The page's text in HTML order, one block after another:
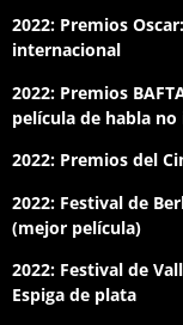
2022: Premios
internacional
2022: Premios
película de habla no
2022: Premios del
2022: Festival de
(mejor película)
2022: Festival de
Espiga de plata